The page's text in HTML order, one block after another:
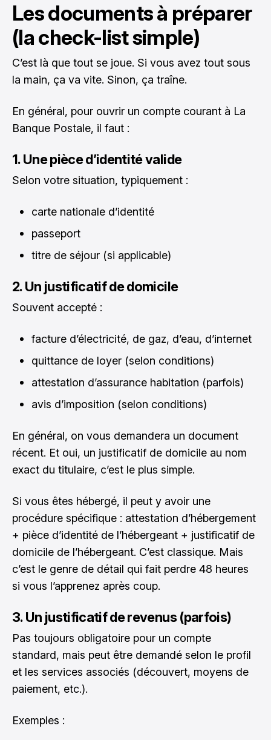
Les documents à préparer
(la check-list simple)
C’est là que tout se joue. Si vous avez tout sous
la main, ça va vite. Sinon, ça traîne.
En général, pour ouvrir un compte courant à La
Banque Postale, il faut :
1. Une pièce d’identité valide
Selon votre situation, typiquement :
carte nationale d’identité
passeport
titre de séjour (si applicable)
2. Un justificatif de domicile
Souvent accepté :
facture d’électricité, de gaz, d’eau, d’internet
quittance de loyer (selon conditions)
attestation d’assurance habitation (parfois)
avis d’imposition (selon conditions)
En général, on vous demandera un document
récent. Et oui, un justificatif de domicile au nom
exact du titulaire, c’est le plus simple.
Si vous êtes hébergé, il peut y avoir une
procédure spécifique : attestation d’hébergement
+ pièce d’identité de l’hébergeant + justificatif de
domicile de l’hébergeant. C’est classique. Mais
c’est le genre de détail qui fait perdre 48 heures
si vous l’apprenez après coup.
3. Un justificatif de revenus (parfois)
Pas toujours obligatoire pour un compte
standard, mais peut être demandé selon le profil
et les services associés (découvert, moyens de
paiement, etc.).
Exemples :